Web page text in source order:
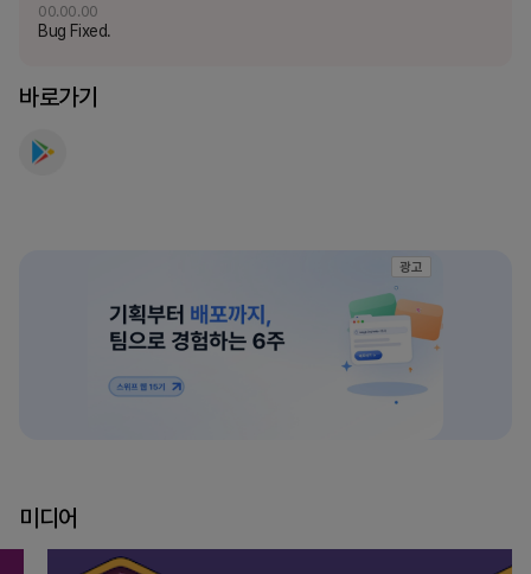
00.00.00
Bug Fixed.
바로가기
광고
미디어